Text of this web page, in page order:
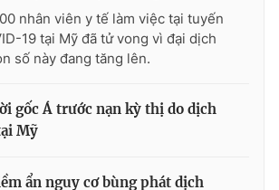
nhân viên y tế làm việc tại tuyến
19 tại Mỹ đã tử vong vì đại dịch
số này đang tăng lên.
gốc Á trước nạn kỳ thị do dịch
Mỹ
ẩn nguy cơ bùng phát dịch